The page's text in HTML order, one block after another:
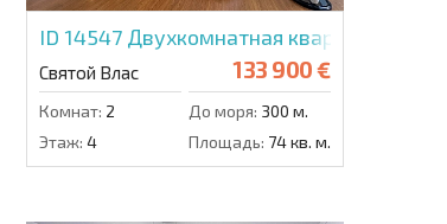
в Стар Дримс
ID 14547 Двухкомнатная квартира в Ария
Святой Влас 133 900 €
Комнат: 2 До моря: 300 м.
Этаж: 4 Площадь: 74 кв. м.